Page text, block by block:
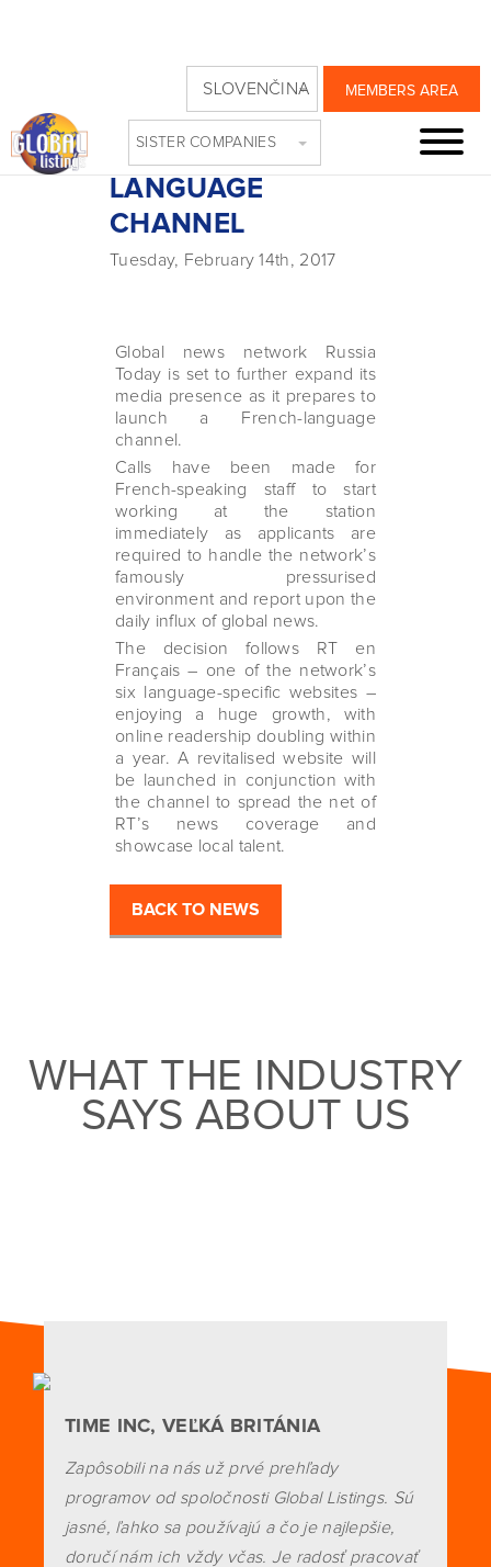
MEMBERS AREA
SLOVENČINA
SISTER COMPANIES
RUSSIA TODAY
PREPARES FOR
FRENCH
LANGUAGE
CHANNEL
Tuesday, February 14th, 2017
Global news network Russia
Today is set to further expand its
media presence as it prepares to
launch a French-language
channel.
Calls have been made for
French-speaking staff to start
working at the station
immediately as applicants are
required to handle the network’s
famously pressurised
environment and report upon the
daily influx of global news.
The decision follows RT en
Français – one of the network’s
six language-specific websites –
enjoying a huge growth, with
online readership doubling within
a year. A revitalised website will
be launched in conjunction with
the channel to spread the net of
RT’s news coverage and
showcase local talent.
BACK TO NEWS
WHAT THE INDUSTRY
SAYS ABOUT US
TIME INC, VEĽKÁ BRITÁNIA
Zapôsobili na nás už prvé prehľady
programov od spoločnosti Global Listings. Sú
jasné, ľahko sa používajú a čo je najlepšie,
doručí nám ich vždy včas. Je radosť pracovať